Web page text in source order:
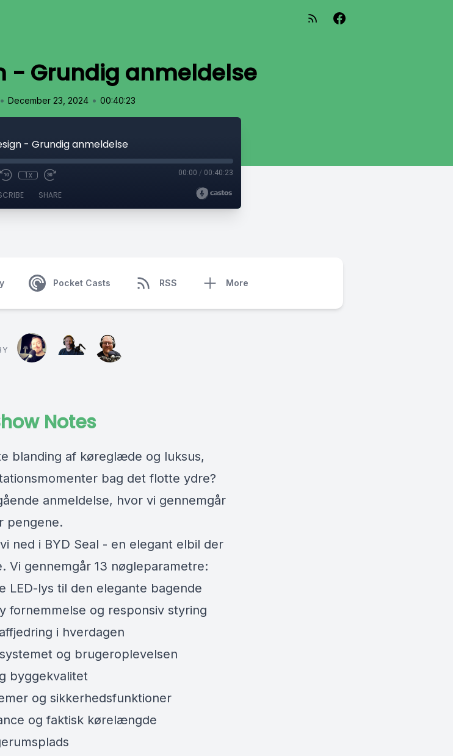
- Grundig anmeldelse
• December 23, 2024 • 00:40:23
- Grundig anmeldelse
1x 00:00 / 00:40:23
SHARE
Pocket Casts RSS More
Notes
blanding af køreglæde og luksus,
bag det flotte ydre?
anmeldelse, hvor vi gennemgår
pengene.
ned i BYD Seal - en elegant elbil der
Vi gennemgår 13 nøgleparametre:
LED-lys til den elegante bagende
fornemmelse og responsiv styring
i hverdagen
og brugeroplevelsen
byggekvalitet
og sikkerhedsfunktioner
og faktisk kørelængde